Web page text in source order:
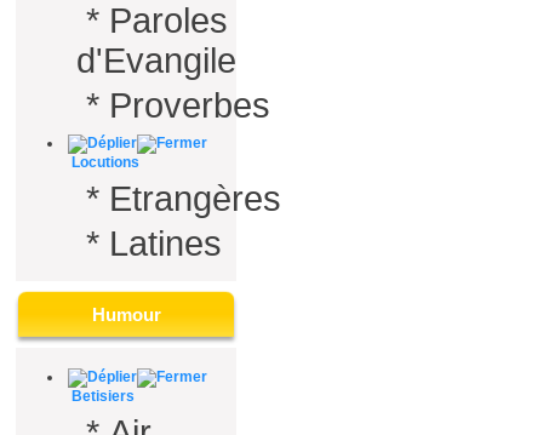
* Paroles
d'Evangile
* Proverbes
Locutions
* Etrangères
* Latines
Humour
Betisiers